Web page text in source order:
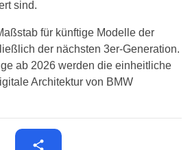
sind.
für künftige Modelle der
der nächsten 3er-Generation.
ab 2026 werden die einheitliche
Architektur von BMW